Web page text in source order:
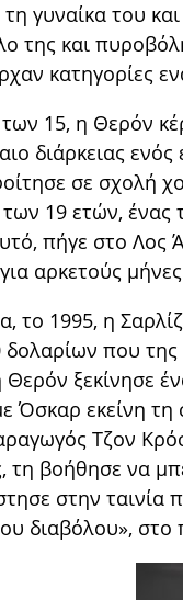
γυναίκα του
της και
κατηγορίες
των 15, η Θερόν
διάρκειας
σε σχολή
των 19 ετών,
πήγε στο Λος
αρκετούς
το 1995, η
δολαρίων που
Θερόν ξεκίνησε
Όσκαρ εκείνη
Τζον
τη βοήθησε να
στην ταινία
διαβόλου»,